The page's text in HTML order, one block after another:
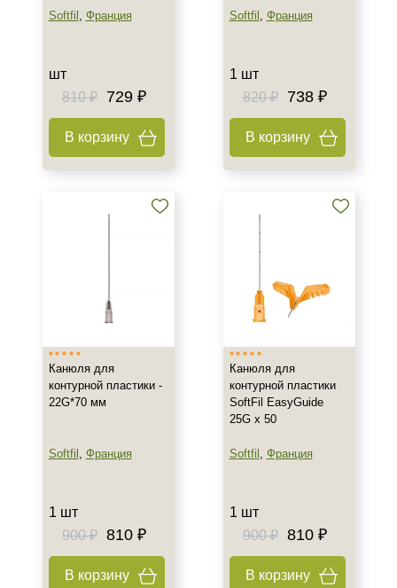
Softfil , Франция
шт
810 ₽
729 ₽
В корзину
Softfil , Франция
1 шт
820 ₽
738 ₽
В корзину
Канюля для
контурной пластики -
22G*70 мм
Softfil , Франция
1 шт
900 ₽ 810 ₽
В корзину
Канюля для
контурной пластики
SoftFil EasyGuide
25G х 50
Softfil , Франция
1 шт
900 ₽ 810 ₽
В корзину